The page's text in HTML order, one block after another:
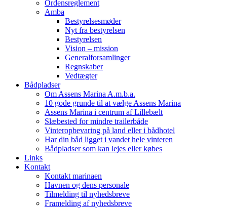
Ordensreglement
Amba
Bestyrelsesmøder
Nyt fra bestyrelsen
Bestyrelsen
Vision – mission
Generalforsamlinger
Regnskaber
Vedtægter
Bådpladser
Om Assens Marina A.m.b.a.
10 gode grunde til at vælge Assens Marina
Assens Marina i centrum af Lillebælt
Slæbested for mindre trailerbåde
Vinteropbevaring på land eller i bådhotel
Har din båd ligget i vandet hele vinteren
Bådpladser som kan lejes eller købes
Links
Kontakt
Kontakt marinaen
Havnen og dens personale
Tilmelding til nyhedsbreve
Framelding af nyhedsbreve